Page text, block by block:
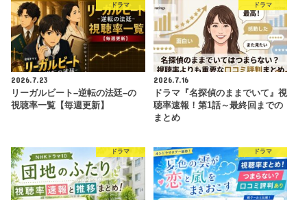
ドラマ
2026.7.23
リーガルビート–逆転の法廷–の
視聴率一覧【毎週更新】
ドラマ
2026.7.16
ドラマ『名探偵のままでいて』視
聴率速報！第1話～最終回までの
まとめ
ドラマ ドラマ